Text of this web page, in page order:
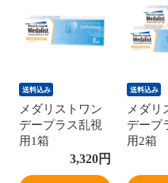
送料込み
メダリストワン
デープラス乱視
用1箱
3,320円
送料込み
メダリ
デープ
用2箱